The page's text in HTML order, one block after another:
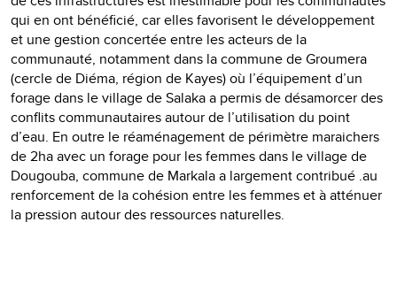
qui en ont bénéficié, car elles favorisent le développement
et une gestion concertée entre les acteurs de la
communauté, notamment dans la commune de Groumera
(cercle de Diéma, région de Kayes) où l’équipement d’un
forage dans le village de Salaka a permis de désamorcer des
conflits communautaires autour de l’utilisation du point
d’eau. En outre le réaménagement de périmètre maraichers
de 2ha avec un forage pour les femmes dans le village de
Dougouba, commune de Markala a largement contribué .au
renforcement de la cohésion entre les femmes et à atténuer
la pression autour des ressources naturelles.